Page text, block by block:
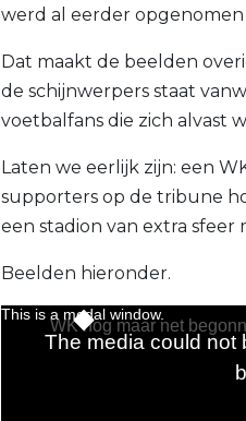
werd al eerder
Dat maakt de beelden
de schijnwerpers staat
voetbalfans die zich alvast
Laten we eerlijk zijn: een
supporters op de tribune
een stadion van extra sfeer
Beelden hieronder.